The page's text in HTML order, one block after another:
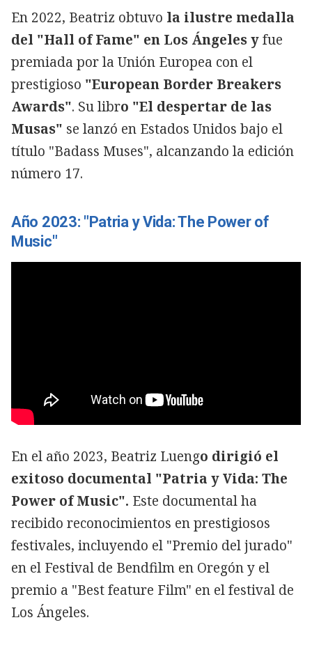
En 2022, Beatriz obtuvo la ilustre medalla
del "Hall of Fame" en Los Ángeles yfue
premiada por la Unión Europea con el
prestigioso "European Border Breakers
Awards". Su libro "El despertar de las
Musas" se lanzó en Estados Unidos bajo el
título "Badass Muses", alcanzando la edición
número 17.
Año 2023: "Patria y Vida: The Power of
Music"
En el año 2023, Beatriz Luengo dirigió el
exitoso documental "Patria y Vida: The
Power of Music". Este documental ha
recibido reconocimientos en prestigiosos
festivales, incluyendo el "Premio del jurado"
en el Festival de Bendfilm en Oregón y el
premio a "Best feature Film" en el festival de
Los Ángeles.